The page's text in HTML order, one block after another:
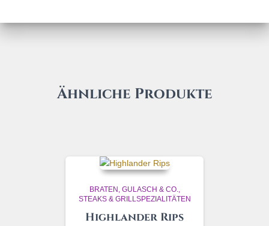
Ähnliche Produkte
BRATEN, GULASCH & CO.
STEAKS & GRILLSPEZIALITÄTEN
Highlander Rips